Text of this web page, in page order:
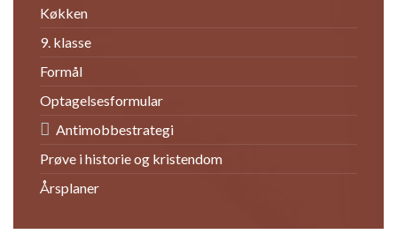
Køkken
9. klasse
Formål
Optagelsesformular
Antimobbestrategi
Prøve i historie og kristendom
Årsplaner